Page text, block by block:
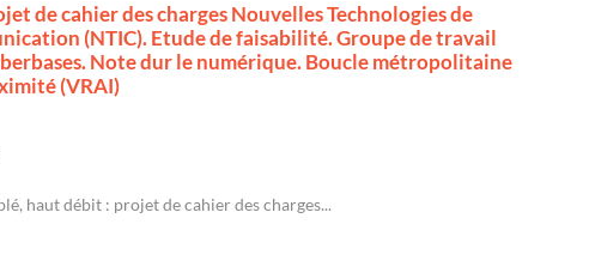
de cahier des charges Nouvelles Technologies de
(NTIC). Etude de faisabilité. Groupe de travail
Note dur le numérique. Boucle métropolitaine
(VRAI)
haut débit : projet de cahier des charges...